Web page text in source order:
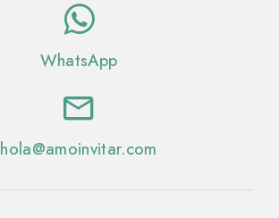
WhatsApp
hola@amoinvitar.com